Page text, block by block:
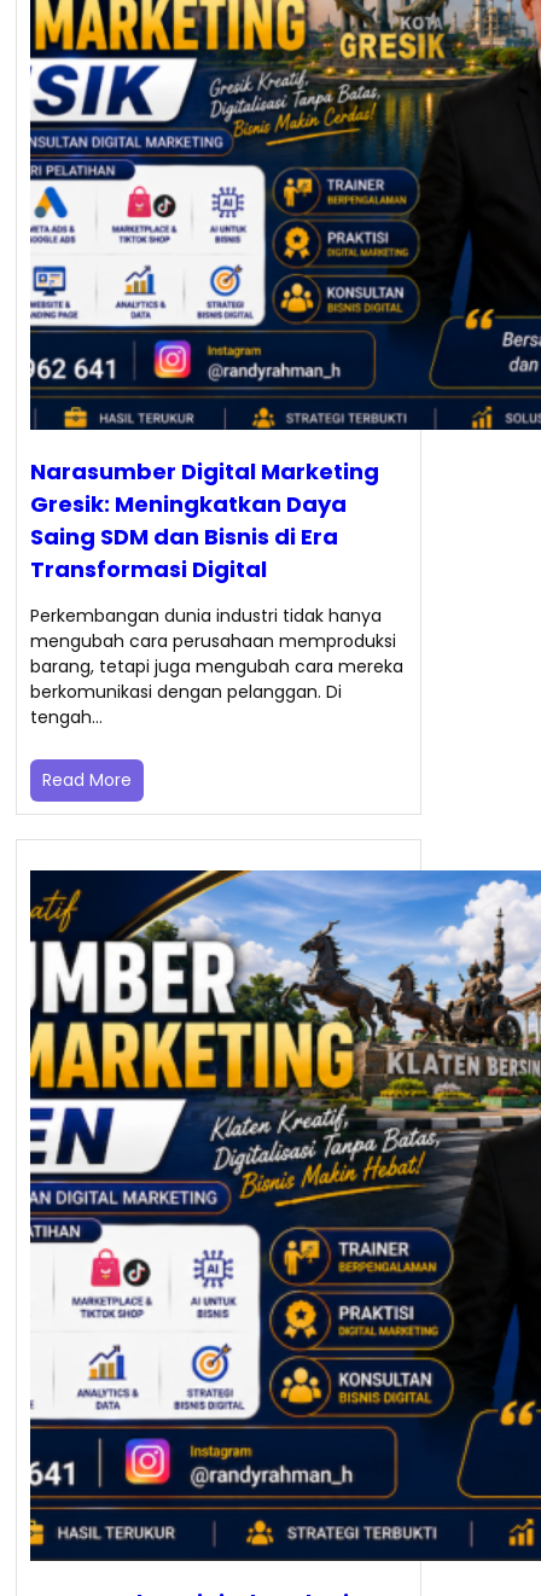
Narasumber Digital Marketing
Gresik: Meningkatkan Daya
Saing SDM dan Bisnis di Era
Transformasi Digital
Perkembangan dunia industri tidak hanya
mengubah cara perusahaan memproduksi
barang, tetapi juga mengubah cara mereka
berkomunikasi dengan pelanggan. Di
tengah…
Read More